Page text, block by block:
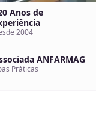
Anos de
2004
ANFARMAG
Práticas